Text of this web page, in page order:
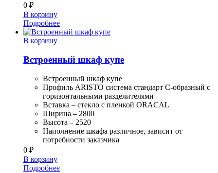
0 ₽
В корзину
Подробнее
В корзину
Встроенный шкаф купе
Встроенный шкаф купе
Профиль ARISTO система стандарт С-образный с
горизонтальными разделителями
Вставка – стекло с пленкой ORACAL
Ширина – 2800
Высота – 2520
Наполнение шкафа различное, зависит от
потребности заказчика
0 ₽
В корзину
Подробнее